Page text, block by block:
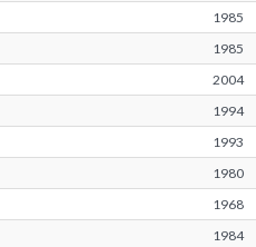
1985
1985
2004
1994
1993
1980
1968
1984